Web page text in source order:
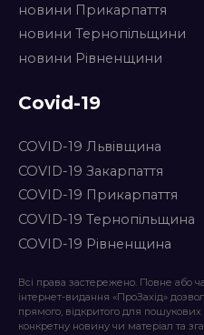
новини Прикарпаття
новини Тернопільщини
новини Рівненщини
Covid-19
COVID-19 Львівщина
COVID-19 Закарпаття
COVID-19 Прикарпаття
COVID-19 Тернопільщина
COVID-19 Рівненщина
Всі права застережено. Повне або
інтернет-видання «ПроЗахід»
прямого, відкритого для
конкретну новину чи матеріал та